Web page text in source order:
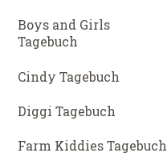
Boys and Girls
Tagebuch
Cindy Tagebuch
Diggi Tagebuch
Farm Kiddies Tagebuch